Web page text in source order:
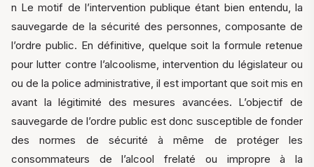
n Le motif de l’intervention publique étant bien entendu, la
sauvegarde de la sécurité des personnes, composante de
l’ordre public. En définitive, quelque soit la formule retenue
pour lutter contre l’alcoolisme, intervention du législateur ou
ou de la police administrative, il est important que soit mis en
avant la légitimité des mesures avancées. L’objectif de
sauvegarde de l’ordre public est donc susceptible de fonder
des normes de sécurité à même de protéger les
consommateurs de l’alcool frelaté ou impropre à la